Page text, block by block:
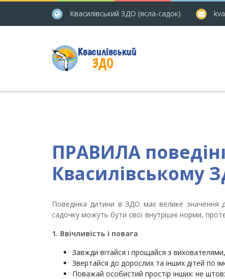
Квасилівський ЗДО (ясла-садок)
ПРАВИЛА
Квасилівському
Поведінка дитини в ЗДО має велике значення
садочку можуть бути свої внутрішні норми,
1. Ввічливість і повага
Завжди вітайся і прощайся з
Звертайся до дорослих та інших дітей по
Поважай особистий простір інших: не